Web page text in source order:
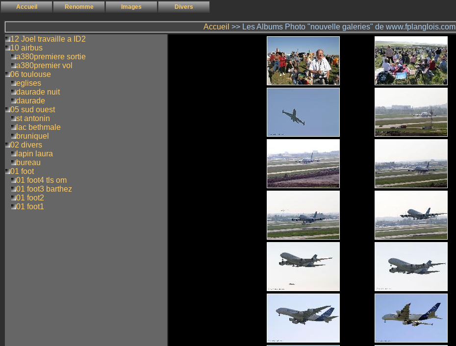
Accueil Renomme Images Divers
Accueil >> Les Albums Photo "nouvelle galeries" de www.fplanglois.com
12 Joel travaille a ID2
10 airbus
a380premiere sortie
a380premier vol
06 toulouse
eglises
daurade nuit
daurade
05 sud ouest
st antonin
lac bethmale
bruniquel
02 divers
lapin laura
bureau
01 foot
01 foot4 tls om
01 foot3 barthez
01 foot2
01 foot1